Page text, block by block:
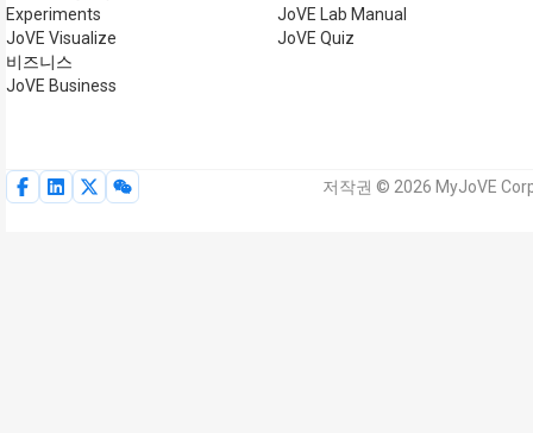
Experiments
JoVE Visualize
비즈니스
JoVE Business
JoVE Lab Manual
JoVE Quiz
저작권 © 2026 MyJoVE